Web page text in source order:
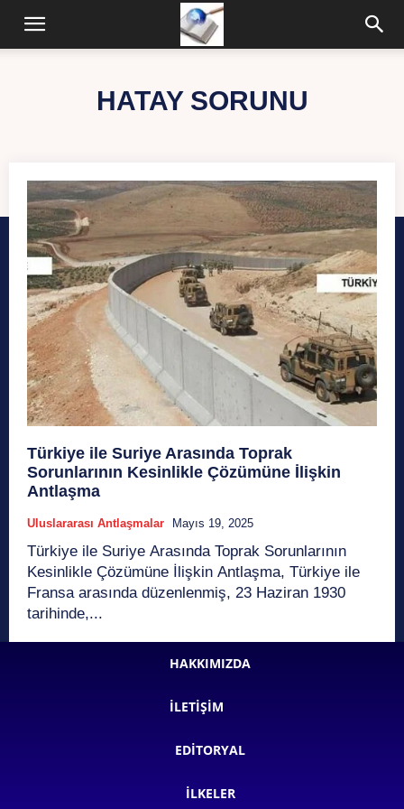
HATAY SORUNU
Türkiye ile Suriye Arasında Toprak
Sorunlarının Kesinlikle Çözümüne İlişkin
Antlaşma
Uluslararası Antlaşmalar Mayıs 19, 2025
Türkiye ile Suriye Arasında Toprak Sorunlarının
Kesinlikle Çözümüne İlişkin Antlaşma, Türkiye ile
Fransa arasında düzenlenmiş, 23 Haziran 1930
tarihinde,...
HAKKIMIZDA
İLETIŞIM
EDITORYAL
İLKELER